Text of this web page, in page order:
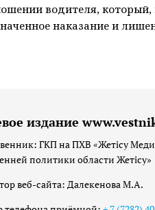
водителя, который,
наказание и
издание
ГКП на ПХВ «Жетісу
политики области Жетісу»
веб-сайта: Далекенова М.А.